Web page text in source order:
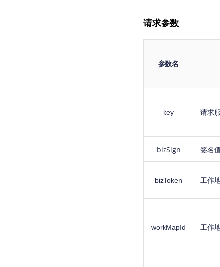
请求参数
参数名
key 请求
bizSign 签名
bizToken 工作
workMapId 工作